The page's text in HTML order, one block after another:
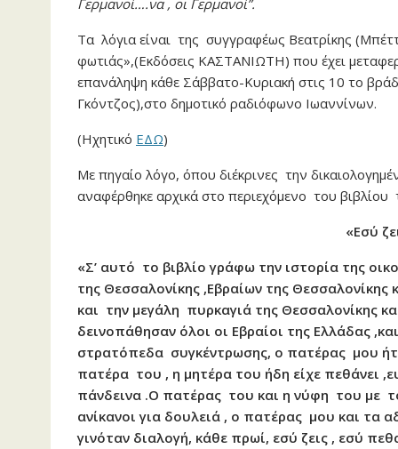
Γερμανοί….να , οι Γερμανοί”.
Τα λόγια είναι της συγγραφέως Βεατρίκης
φωτιάς»,(Εκδόσεις ΚΑΣΤΑΝΙΩΤΗ) που έχει
επανάληψη κάθε Σάββατο-Κυριακή στις 10 το
Γκόντζος),στο δημοτικό ραδιόφωνο Ιωαννίνων.
(Ηχητικό ΕΔΩ)
Με πηγαίο λόγο, όπου διέκρινες την
αναφέρθηκε αρχικά στο περιεχόμενο του βιβλίου
«Εσύ
«Σ’ αυτό το βιβλίο γράφω την ιστορία της
της Θεσσαλονίκης ,Εβραίων της
και την μεγάλη πυρκαγιά της Θεσσαλονίκης
δεινοπάθησαν όλοι οι Εβραίοι της Ελλάδας
στρατόπεδα συγκέντρωσης, ο πατέρας μου
πατέρα του , η μητέρα του ήδη είχε πεθάνει
πάνδεινα .Ο πατέρας του και η νύφη του με
ανίκανοι για δουλειά , ο πατέρας μου και τα
γινόταν διαλογή, κάθε πρωί, εσύ ζεις , εσύ